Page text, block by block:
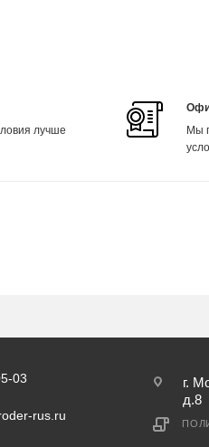
лучше
Мы
03
rus.ru
г.
д.8